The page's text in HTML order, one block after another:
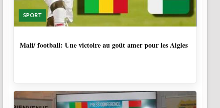
SPORT
Mali/ football: Une victoire au goût amer pour les Aigles